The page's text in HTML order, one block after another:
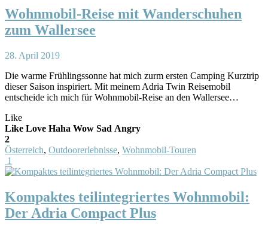
Wohnmobil-Reise mit Wanderschuhen
zum Wallersee
28. April 2019
Die warme Frühlingssonne hat mich zurm ersten Camping Kurztrip
dieser Saison inspiriert. Mit meinem Adria Twin Reisemobil
entscheide ich mich für Wohnmobil-Reise an den Wallersee…
Like
Like Love Haha Wow Sad Angry
2
Österreich, Outdoorerlebnisse, Wohnmobil-Touren
1
Kompaktes teilintegriertes Wohnmobil:
Der Adria Compact Plus